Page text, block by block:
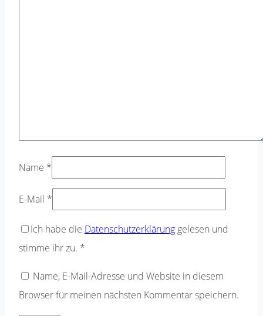
Name *
E-Mail *
Ich habe die Datenschutzerklärung gelesen und
stimme ihr zu. *
Name, E-Mail-Adresse und Website in diesem
Browser für meinen nächsten Kommentar speichern.